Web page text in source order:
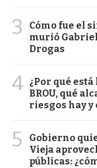
3
Cómo fue el
murió
Drogas
4 ¿Por qué
BROU, qué
riesgos hay y
5
Gobierno
Vieja
públicas: